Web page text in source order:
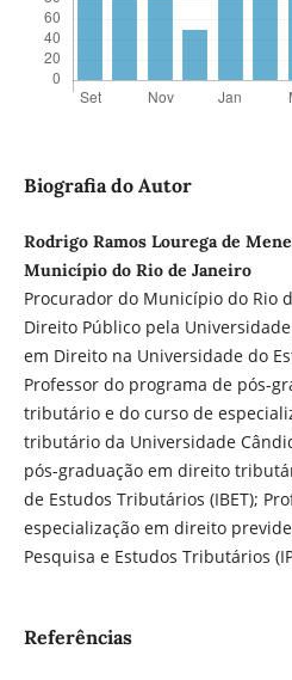
Biografia do Autor
Rodrigo Ramos Lourega de
Município do Rio de Janeiro
Procurador do Município do Rio
Direito Público pela
em Direito na Universidade do
Professor do programa de pós-
tributário e do curso de
tributário da Universidade
pós-graduação em direito
de Estudos Tributários (IBET);
especialização em direito
Pesquisa e Estudos Tributários
Referências